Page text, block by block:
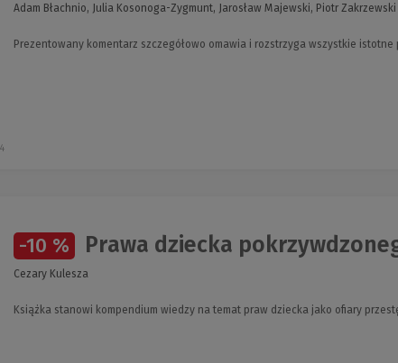
Adam Błachnio, Julia Kosonoga-Zygmunt, Jarosław Majewski, Piotr Zakrzewski
Prezentowany komentarz szczegółowo omawia i rozstrzyga wszystkie
-10 % Prawa dziecka
Cezary Kulesza
Książka stanowi kompendium wiedzy na temat praw dziecka jako ofiary